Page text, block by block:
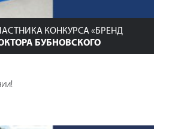
КОНКУРСА «БРЕНД
БУБНОВСКОГО